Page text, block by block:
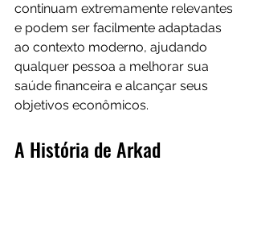
continuam extremamente relevantes
e podem ser facilmente adaptadas
ao contexto moderno, ajudando
qualquer pessoa a melhorar sua
saúde financeira e alcançar seus
objetivos econômicos.
A História de Arkad